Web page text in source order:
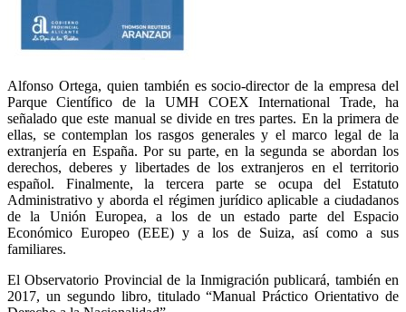
Alfonso Ortega, quien también es socio-director de la empresa del
Parque Científico de la UMH COEX International Trade, ha
señalado que este manual se divide en tres partes. En la primera de
ellas, se contemplan los rasgos generales y el marco legal de la
extranjería en España. Por su parte, en la segunda se abordan los
derechos, deberes y libertades de los extranjeros en el territorio
español. Finalmente, la tercera parte se ocupa del Estatuto
Administrativo y aborda el régimen jurídico aplicable a ciudadanos
de la Unión Europea, a los de un estado parte del Espacio
Económico Europeo (EEE) y a los de Suiza, así como a sus
familiares.
El Observatorio Provincial de la Inmigración publicará, también en
2017, un segundo libro, titulado “Manual Práctico Orientativo de